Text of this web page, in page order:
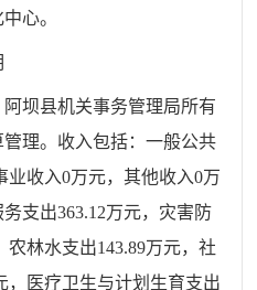
心。
阿坝县机关事务管理局所有
理。收入包括：一般公共
业收入0万元，其他收入0万
务支出363.12万元， 灾害防
农林水支出143.89万元，社
，医疗卫生与计划生育支出